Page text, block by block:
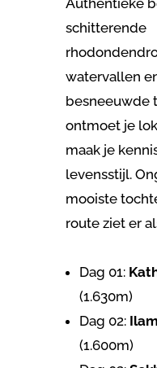
schitterende
watervallen
besneeuwde
ontmoet je
maak je
levensstijl.
mooiste
route ziet er
Dag 01:
(1.630m)
Dag 02: Ilam
(1.600m)